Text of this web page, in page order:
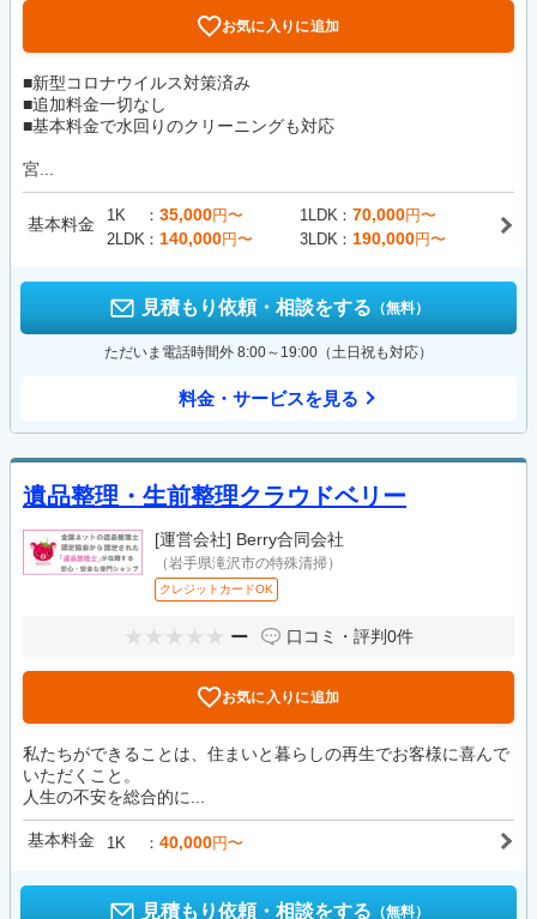
お気に入りに追加
■新型コロナウイルス対策済み
■追加料金一切なし
■基本料金で水回りのクリーニングも対応
宮...
基本料金 1K 35,000円〜 1LDK 70,000円〜
2LDK
140,000円〜 3LDK 190,000円〜
見積もり依頼・相談をする （無料）
ただいま電話時間外 8:00～19:00（土日祝も対応）
料金・サービスを見る
遺品整理・生前整理クラウドベリー
[運営会社] Berry合同会社
（岩手県滝沢市の特殊清掃）
クレジットカードOK
ー 口コミ・評判0件
お気に入りに追加
私たちができることは、住まいと暮らしの再生でお客様に喜んで
いただくこと。
人生の不安を総合的に...
基本料金 1K 40,000円〜
見積もり依頼・相談をする （無料）